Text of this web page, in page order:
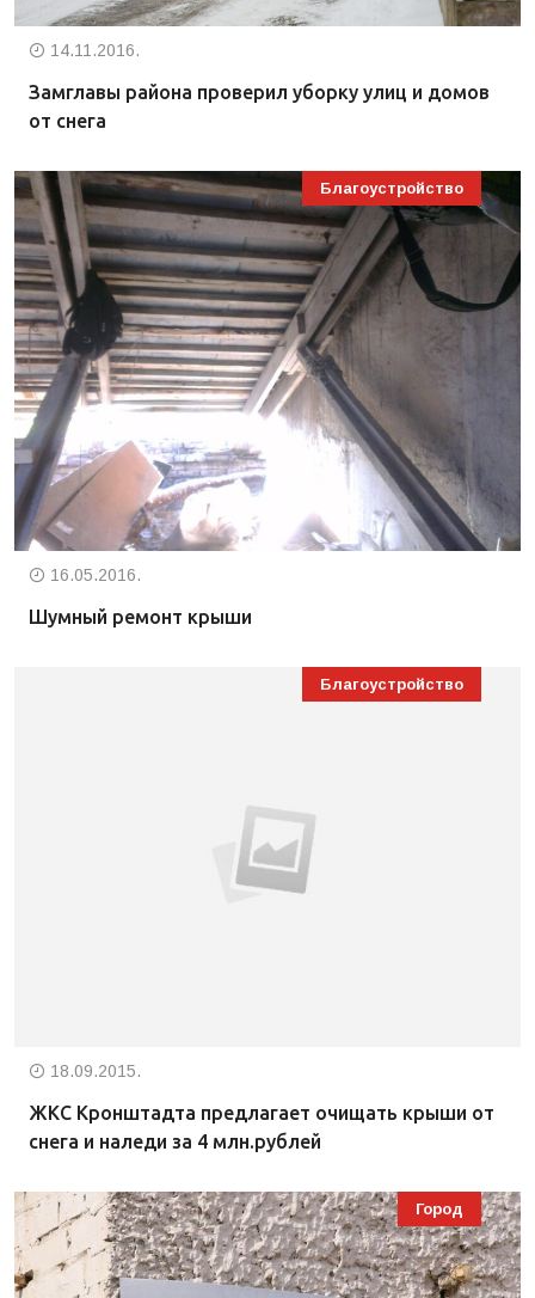
14.11.2016.
Замглавы района проверил уборку улиц и домов
от снега
Благоустройство
16.05.2016.
Шумный ремонт крыши
Благоустройство
18.09.2015.
ЖКС Кронштадта предлагает очищать крыши от
снега и наледи за 4 млн.рублей
Город